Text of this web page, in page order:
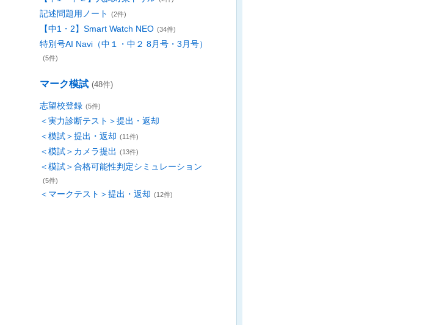
記述問題用ノート (2件)
【中1・2】Smart Watch NEO (34件)
特別号AI Navi（中１・中２ 8月号・3月号）
(5件)
マーク模試 (48件)
志望校登録 (5件)
＜実力診断テスト＞提出・返却
＜模試＞提出・返却 (11件)
＜模試＞カメラ提出 (13件)
＜模試＞合格可能性判定シミュレーション
(5件)
＜マークテスト＞提出・返却 (12件)